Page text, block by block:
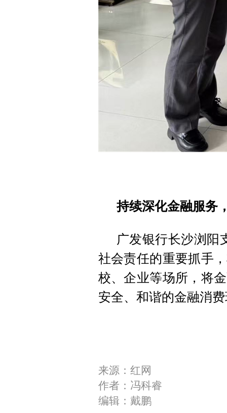
持续深化金融服务
广发银行长沙浏阳
社会责任的重要抓手
校、企业等场所，将
安全、和谐的金融消
来源：红网
作者：冯科睿
编辑：戴鹏